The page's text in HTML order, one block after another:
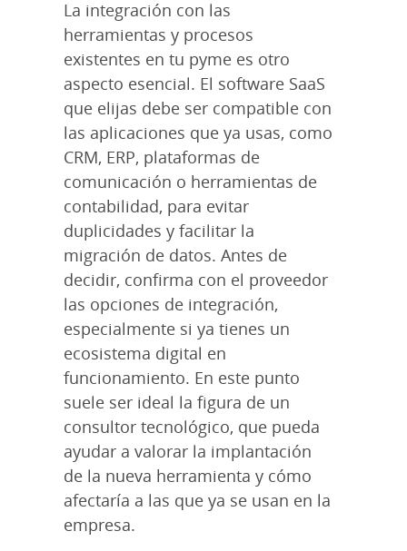
La integración con las
herramientas y procesos
existentes en tu pyme es otro
aspecto esencial. El software SaaS
que elijas debe ser compatible con
las aplicaciones que ya usas, como
CRM, ERP, plataformas de
comunicación o herramientas de
contabilidad, para evitar
duplicidades y facilitar la
migración de datos. Antes de
decidir, confirma con el proveedor
las opciones de integración,
especialmente si ya tienes un
ecosistema digital en
funcionamiento. En este punto
suele ser ideal la figura de un
consultor tecnológico, que pueda
ayudar a valorar la implantación
de la nueva herramienta y cómo
afectaría a las que ya se usan en la
empresa.